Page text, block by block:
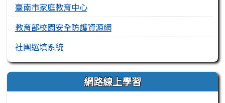
臺南市家庭教育中心
教育部校園安全防護資源網
社團選填系統
網路線上學習